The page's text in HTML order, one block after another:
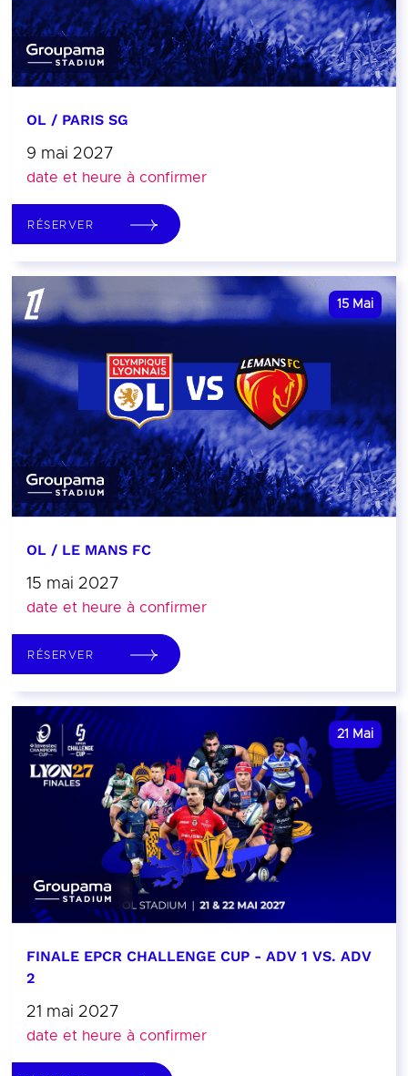
OL / PARIS SG
9 mai 2027
date et heure à confirmer
RÉSERVER
15 Mai
OL / LE MANS FC
15 mai 2027
date et heure à confirmer
RÉSERVER
21 Mai
FINALE EPCR CHALLENGE CUP - ADV 1 VS. ADV
2
21 mai 2027
date et heure à confirmer